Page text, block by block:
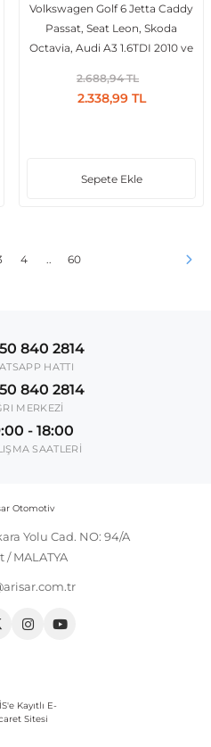
Volkswagen Golf 6 Jetta Caddy
Passat, Seat Leon, Skoda
Octavia, Audi A3 1.6TDI 2010 ve
2.688,94 TL
2.338,99 TL
Sepete Ekle
4 .. 60
840 2814
HATTI
840 2814
MERKEZİ
- 18:00
SAATLERİ
Yolu Cad. NO: 94/A
/ MALATYA